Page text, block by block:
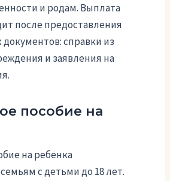
и родам. Выплата
после предоставления
справки из
и заявления на
пособие на
на ребенка
с детьми до 18 лет.